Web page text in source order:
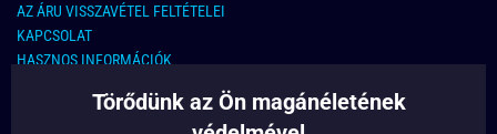
AZ ÁRU VISSZAVÉTEL FELTÉTELEI
KAPCSOLAT
HASZNOS INFORMÁCIÓK
KAPCSOLATTörődünk az Ön magánéletének